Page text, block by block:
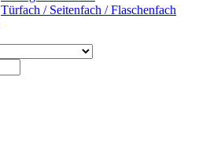
Türfach / Seitenfach / Flaschenfach